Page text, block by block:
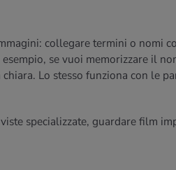
collegare termini o nomi
se vuoi memorizzare il
Lo stesso funziona con le
specializzate, guardare film